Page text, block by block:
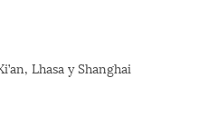
Lhasa y Shanghai